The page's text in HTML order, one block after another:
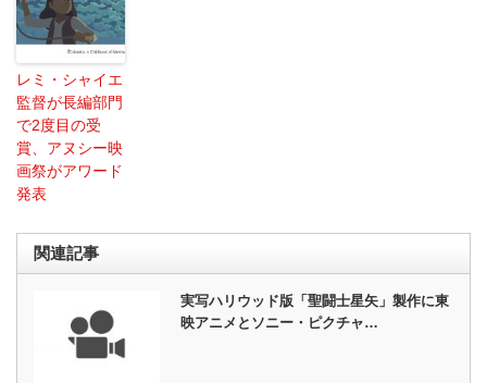
レミ・シャイエ
監督が長編部門
で2度目の受
賞、アヌシー映
画祭がアワード
発表
関連記事
実写ハリウッド版「聖闘士星矢」製作に東
映アニメとソニー・ピクチャ…